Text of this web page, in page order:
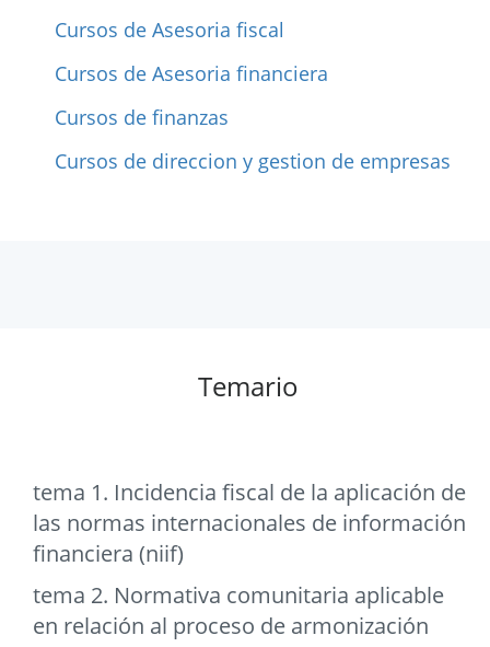
Cursos de Asesoria fiscal
Cursos de Asesoria financiera
Cursos de finanzas
Cursos de direccion y gestion de empresas
Temario
tema 1. Incidencia fiscal de la aplicación de
las normas internacionales de información
financiera (niif)
tema 2. Normativa comunitaria aplicable
en relación al proceso de armonización